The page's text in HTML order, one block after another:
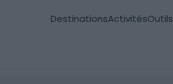
DestinationsActivitésOutils